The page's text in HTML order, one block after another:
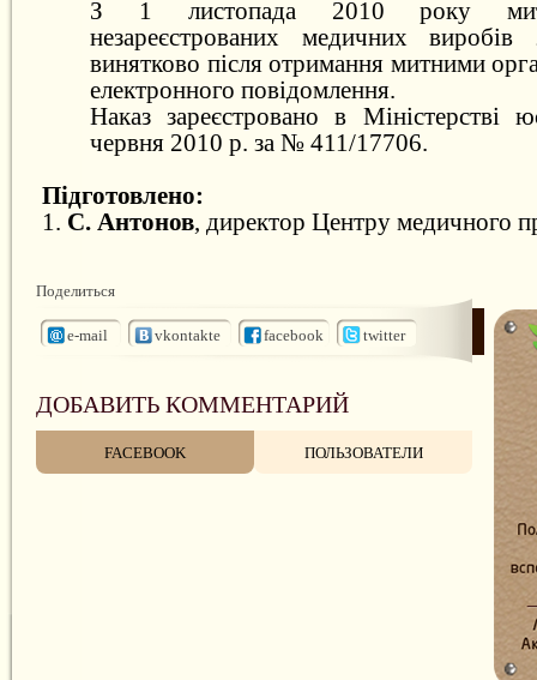
З 1 листопада 2010 року
незареєстрованих медичних виробів
винятково після отримання митними
електронного повідомлення.
Наказ зареєстровано в Міністерстві
червня 2010 р. за № 411/17706.
Підготовлено:
1. С. Антонов, директор Центру медичного
Поделиться
e-mail vkontakte facebook twitter
ДОБАВИТЬ КОММЕНТАРИЙ
FACEBOOK ПОЛЬЗОВАТЕЛИ